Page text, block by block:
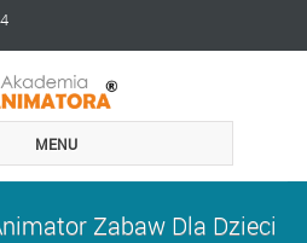
MENU
Zabaw Dla Dzieci